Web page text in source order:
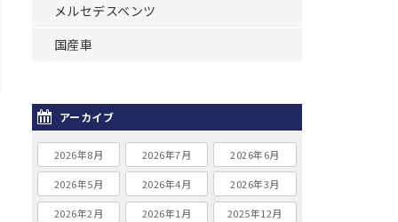
メルセデスベンツ
国産車
アーカイブ
2026年8月 2026年7月 2026年6月
2026年5月 2026年4月 2026年3月
2026年2月 2026年1月 2025年12月